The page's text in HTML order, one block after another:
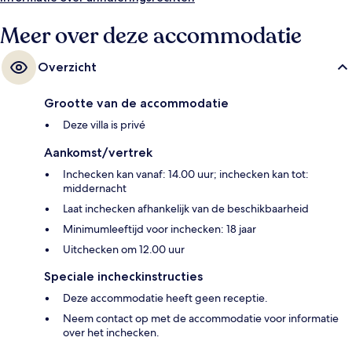
Meer over deze accommodatie
Overzicht
Grootte van de accommodatie
Deze villa is privé
Aankomst/vertrek
Inchecken kan vanaf: 14.00 uur; inchecken kan tot:
middernacht
Laat inchecken afhankelijk van de beschikbaarheid
Minimumleeftijd voor inchecken: 18 jaar
Uitchecken om 12.00 uur
Speciale incheckinstructies
Deze accommodatie heeft geen receptie.
Neem contact op met de accommodatie voor informatie
over het inchecken.